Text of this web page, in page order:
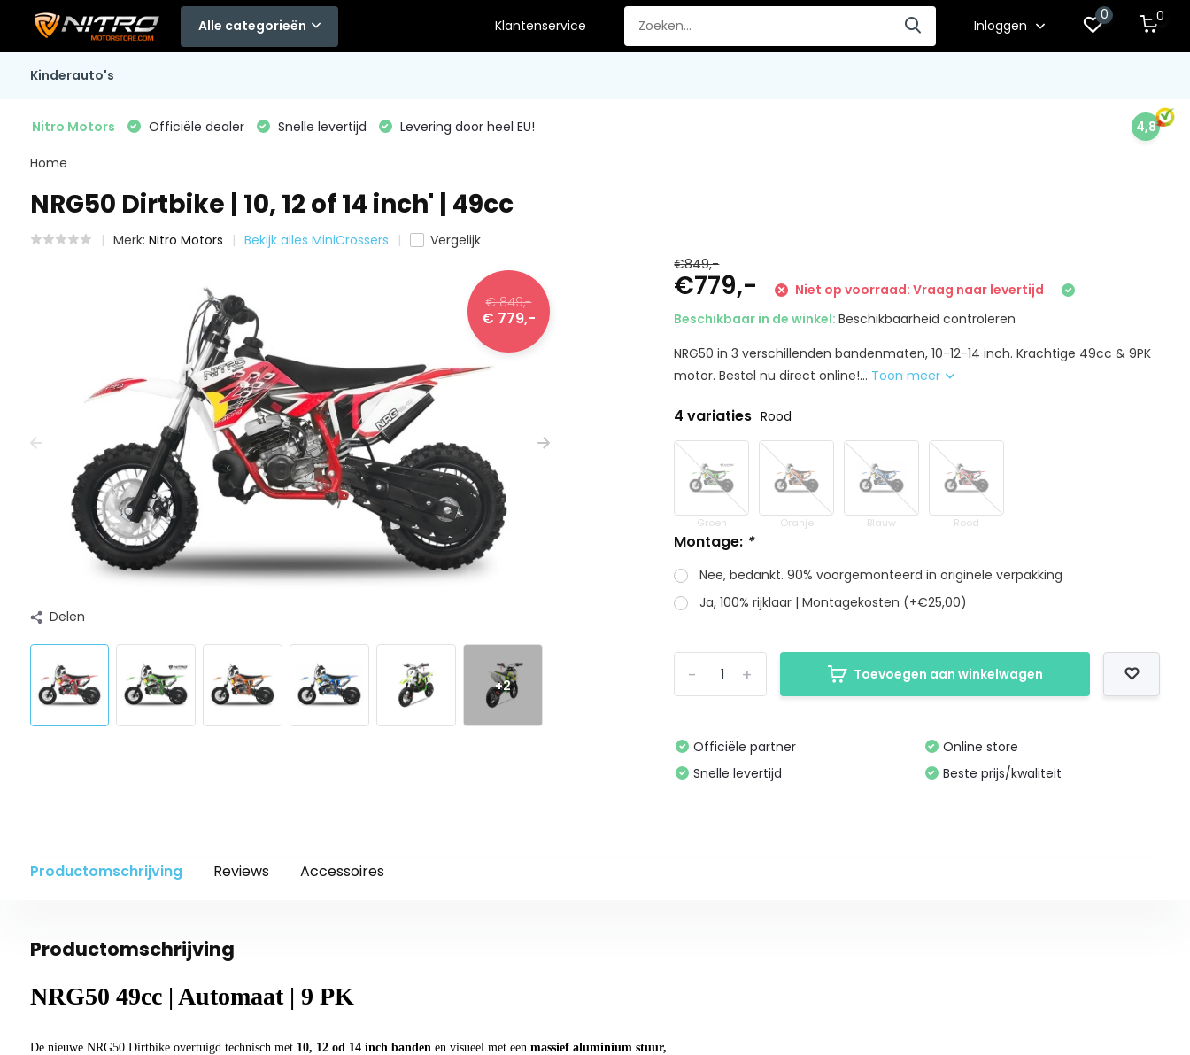
Alle categorieën Klantenservice Inloggen
0 0
Kinderauto's
Nitro Motors Officiële dealer Snelle levertijd Levering door heel EU! 4,8
Home
NRG50 Dirtbike | 10, 12 of 14 inch' | 49cc
Merk: Nitro Motors Bekijk alles MiniCrossers Vergelijk
€ 849,-
€ 779,-
Delen
+2
€849,-
€779,-
Niet op voorraad: Vraag naar levertijd
Beschikbaar in de winkel:Beschikbaarheid controleren
NRG50 in 3 verschillenden bandenmaten, 10-12-14 inch. Krachtige 49cc & 9PK
motor. Bestel nu direct online!... Toon meer
4 variaties Rood
Groen Oranje Blauw Rood
Montage: *
Nee, bedankt. 90% voorgemonteerd in originele verpakking
Ja, 100% rijklaar | Montagekosten (+€25,00)
+
- Toevoegen aan winkelwagen
Officiële partner
Snelle levertijd
Online store
Beste prijs/kwaliteit
Productomschrijving Reviews Accessoires
Productomschrijving
NRG50 49cc | Automaat | 9 PK
De nieuwe NRG50 Dirtbike overtuigd technisch met 10, 12 od 14 inch bandenen visueel met een massief aluminium stuur,